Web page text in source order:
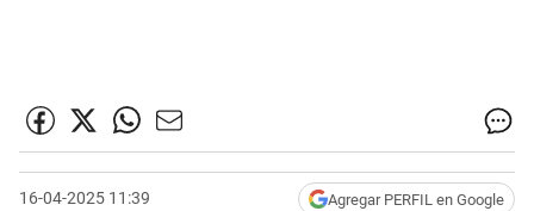
16-04-2025 11:39 Agregar PERFIL en Google